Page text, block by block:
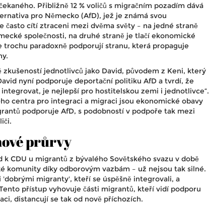
Přibližně 12 % voličů s migračním pozadím dává
pro Německo (AfD), jež je známá svou
cítí ztraceni mezi dvěma světy – na jedné straně
společnosti, na druhé straně je tlačí ekonomické
trochu paradoxně podporují stranu, která propaguje
zkušeností jednotlivců jako David, původem z Keni, který
nyní podporuje deportační politiku AfD a tvrdí, že
je nejlepší pro hostitelskou zemi i jednotlivce“.
centra pro integraci a migraci jsou ekonomické obavy
podporuje AfD, s podobností v podpoře tak mezi
průrvy
CDU u migrantů z bývalého Sovětského svazu v době
komunity díky odborovým vazbám – už nejsou tak silné.
migranty', kteří se úspěšně integrovali, a
přístup vyhovuje části migrantů, kteří vidí podporu
distancují se tak od nově příchozích.